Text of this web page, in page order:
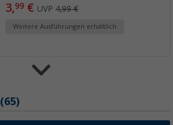
3,99 € UVP4,99 €
Weitere Ausführungen erhältlich
Berger Woola Filz-Organizer für 6 oder 12
99
(65)